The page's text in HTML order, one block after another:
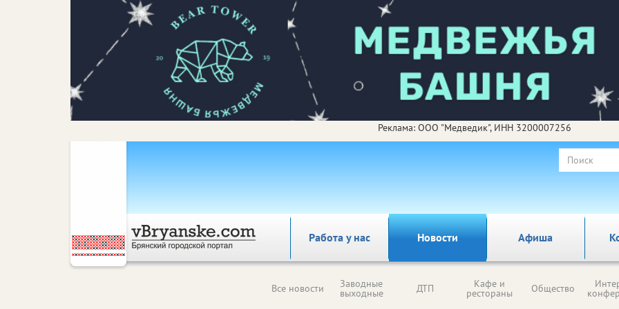
Реклама: ООО "Медведик", ИНН 3200007256
Работа у нас Новости Афиша
Все новости Заводные
выходные ДТП Кафе и
рестораны Общество